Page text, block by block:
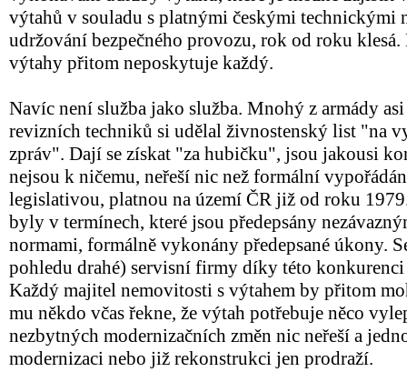
výtahů v souladu s platnými českými technickými
udržování bezpečného provozu, rok od roku
výtahy přitom neposkytuje každý.
Navíc není služba jako služba. Mnohý z armády
revizních techniků si udělal živnostenský list "na
zpráv". Dají se získat "za hubičku", jsou jakousi
nejsou k ničemu, neřeší nic než formální
legislativou, platnou na území ČR již od roku
byly v termínech, které jsou předepsány
normami, formálně vykonány předepsané úkony.
pohledu drahé) servisní firmy díky této
Každý majitel nemovitosti s výtahem by přitom
mu někdo včas řekne, že výtah potřebuje něco
nezbytných modernizačních změn nic neřeší a
modernizaci nebo již rekonstrukci jen prodraží.